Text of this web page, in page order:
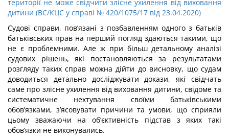
території не може свідчити злісне ухилення від виховання
дитини (ВС/КЦС у справі № 420/1075/17 від 23.04.2020)
Судові справи, пов’язані з позбавленням одного з батьків
батьківських прав на перший погляд здаються такими, що
не є проблемними. Але ж при більш детальному аналізі
судових рішень, які постановляються за результатами
розгляду таких справ можна дійти до висновку, що судам
доводиться детально досліджувати докази, які свідчать
саме про злісне ухилення від виховання дитини, свідоме та
систематичне нехтування своїми батьківськими
обов’язками, з’ясовувати причини та умови, що сприяли
цьому зважаючи на об’єктивність підстав з яких такі
обов’язки не виконувались.